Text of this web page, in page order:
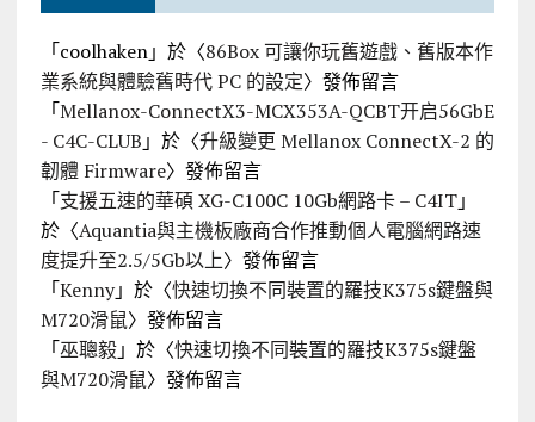
「coolhaken」於〈86Box 可讓你玩舊遊戲、舊版本作
業系統與體驗舊時代 PC 的設定〉發佈留言
「Mellanox-ConnectX3-MCX353A-QCBT开启56GbE
- C4C-CLUB 」於〈升級變更 Mellanox ConnectX-2 的
韌體 Firmware〉發佈留言
「支援五速的華碩 XG-C100C 10Gb網路卡 – C4IT」
於〈Aquantia與主機板廠商合作推動個人電腦網路速
度提升至2.5/5Gb以上〉發佈留言
「Kenny」於〈快速切換不同裝置的羅技K375s鍵盤與
M720滑鼠〉發佈留言
「巫聰毅」於〈快速切換不同裝置的羅技K375s鍵盤
與M720滑鼠〉發佈留言